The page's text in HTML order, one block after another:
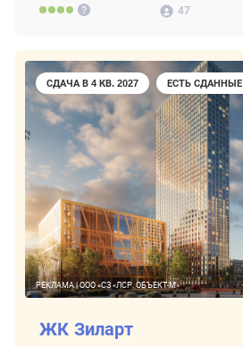
47
СДАЧА В 4 КВ. 2027 ЕСТЬ СДАННЫЕ
РЕКЛАМА | ООО «СЗ «ЛСР. ОБЪЕКТ-М»
ЖК Зиларт